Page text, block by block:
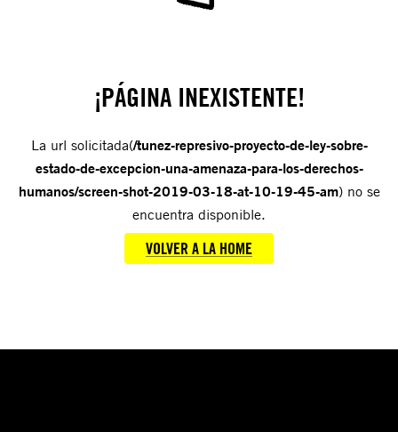
¡PÁGINA INEXISTENTE!
La url solicitada(/tunez-represivo-proyecto-de-ley-sobre-
estado-de-excepcion-una-amenaza-para-los-derechos-
humanos/screen-shot-2019-03-18-at-10-19-45-am) no se
encuentra disponible.
VOLVER A LA HOME